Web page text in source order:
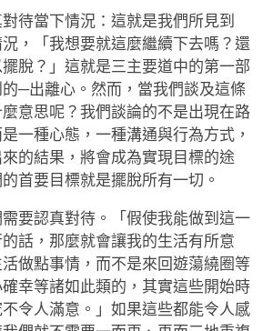
待當下情況：這就是我們所見到
，「我想要就這麼繼續下去嗎？還
脫？」這就是三主要道中的第一部
─出離心。然而，當我們談及這條
意思呢？我們談論的不是出現在路
一種心態，一種溝通與行為方式，
的結果，將會成為實現目標的途
首要目標就是擺脫所有一切。
要認真對待。「假使我能做到這一
話，那麼就會讓我的生活有所意
做點事情，而不是來回遊蕩繞圈等
幸等諸如此類的，其實這些開始時
令人滿意。」如果這些都能令人感